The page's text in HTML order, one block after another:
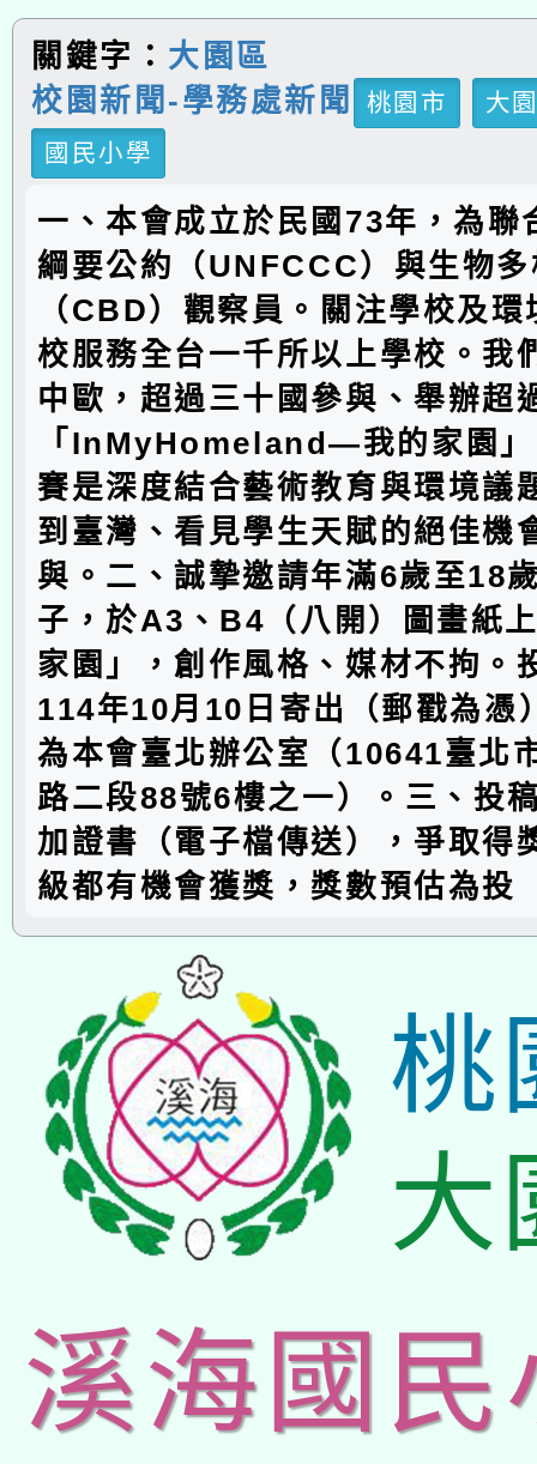
關鍵字： 大園區
校園新聞-學務處新聞
桃園市
大
國民小學
一、本會成立於民國73年，為聯
綱要公約（UNFCCC）與生物
（CBD）觀察員。關注學校及
校服務全台一千所以上學校。我
中歐，超過三十國參與、舉辦超
「InMyHomeland—我的家園
賽是深度結合藝術教育與環境議
到臺灣、看見學生天賦的絕佳機
與。二、誠摯邀請年滿6歲至18
子，於A3、B4（八開）圖畫紙
家園」，創作風格、媒材不拘。
114年10月10日寄出（郵戳為憑
為本會臺北辦公室（10641臺北
路二段88號6樓之一）。三、投
加證書（電子檔傳送），爭取得
級都有機會獲獎，獎數預估為投
桃
大
溪海國民